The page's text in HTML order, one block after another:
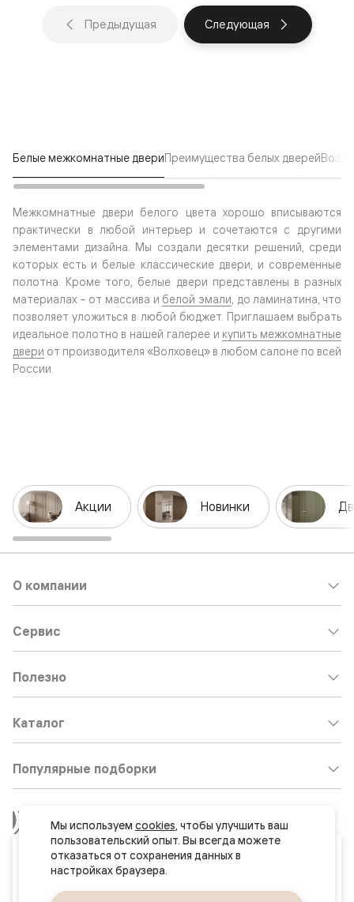
Ваш город
Нур-Султан (Астана)
Предыдущая Следующая
Белые межкомнатные двериПреимущества белых дверей
Межкомнатные двери белого цвета хорошо вписываются
практически в любой интерьер и сочетаются с другими
элементами дизайна. Мы создали десятки решений, среди
которых есть и белые классические двери, и современные
полотна. Кроме того, белые двери представлены в разных
материалах – от массива и белой эмали , до ламинатина, что
позволяет уложиться в любой бюджет. Приглашаем выбрать
идеальное полотно в нашей галерее и купить межкомнатные
двери от производителя «Волховец» в любом салоне по всей
России.
Акции Новинки
О компании
Сервис
Полезно
Каталог
Популярные подборки
Клиентский центр:
Почта по общим вопросам:
8800@volhovez.natm.ru
Мы используем cookies, чтобы улучшить ваш
пользовательский опыт. Вы всегда можете
отказаться от сохранения данных в